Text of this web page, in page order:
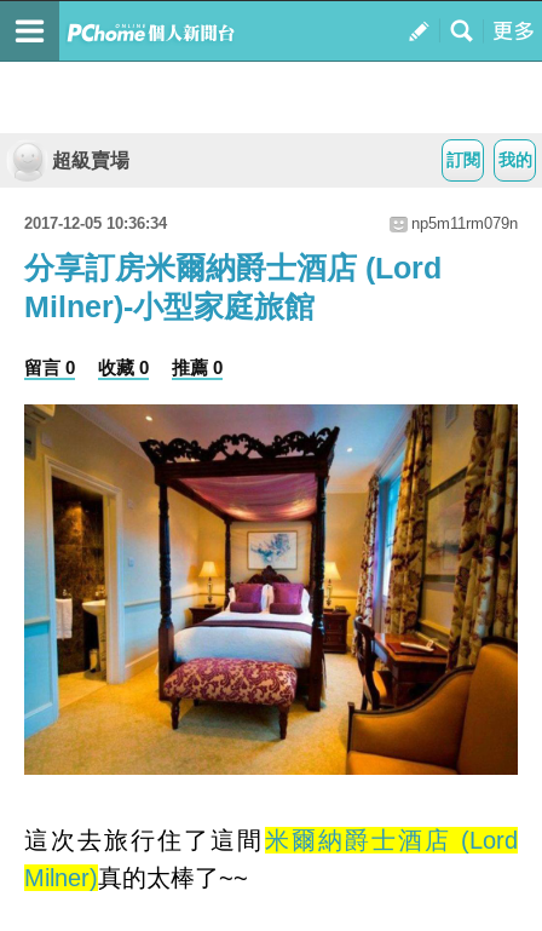
我的
訂閱
超級賣場
2017-12-05 10:36:34 np5m11rm079n
分享訂房米爾納爵士酒店 (Lord
Milner)-小型家庭旅館
留言 0 收藏 0 推薦 0
這次去旅行住了這間 米爾納爵士酒店 (Lord
Milner)真的太棒了~~